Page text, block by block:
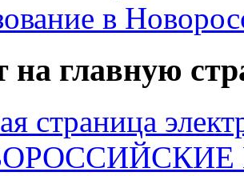
в
на главную
страница